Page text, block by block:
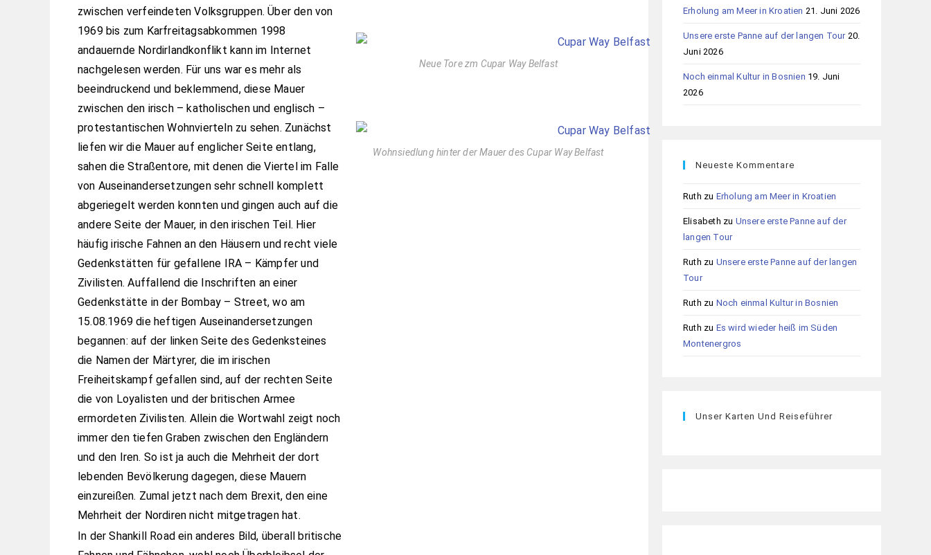
zwischen verfeindeten Volksgruppen. Über den von
1969 bis zum Karfreitagsabkommen 1998
andauernde Nordirlandkonflikt kann im Internet
nachgelesen werden. Für uns war es mehr als
beeindruckend und beklemmend, diese Mauer
zwischen den irisch – katholischen und englisch –
protestantischen Wohnvierteln zu sehen. Zunächst
liefen wir die Mauer auf englicher Seite entlang,
sahen die Straßentore, mit denen die Viertel im Falle
von Auseinandersetzungen sehr schnell komplett
abgeriegelt werden konnten und gingen auch auf die
andere Seite der Mauer, in den irischen Teil. Hier
häufig irische Fahnen an den Häusern und recht viele
Gedenkstätten für gefallene IRA – Kämpfer und
Zivilisten. Auffallend die Inschriften an einer
Gedenkstätte in der Bombay – Street, wo am
15.08.1969 die heftigen Auseinandersetzungen
begannen: auf der linken Seite des Gedenksteines
die Namen der Märtyrer, die im irischen
Freiheitskampf gefallen sind, auf der rechten Seite
die von Loyalisten und der britischen Armee
ermordeten Zivilisten. Allein die Wortwahl zeigt noch
immer den tiefen Graben zwischen den Engländern
und den Iren. So ist ja auch die Mehrheit der dort
lebenden Bevölkerung dagegen, diese Mauern
einzureißen. Zumal jetzt nach dem Brexit, den eine
Mehrheit der Nordiren nicht mitgetragen hat.
In der Shankill Road ein anderes Bild, überall britische
Neue Tore zm Cupar Way Belfast
Wohnsiedlung hinter der Mauer des Cupar Way Belfast
Erholung am Meer in Kroatien 21. Juni 2026
Unsere erste Panne auf der langen Tour 20.
Juni 2026
Noch einmal Kultur in Bosnien 19. Juni
2026
Neueste Kommentare
Ruth zu Erholung am Meer in Kroatien
Elisabeth zu Unsere erste Panne auf der
langen Tour
Ruth zu Unsere erste Panne auf der langen
Tour
Ruth zu Noch einmal Kultur in Bosnien
Ruth zu Es wird wieder heiß im Süden
Montenergros
Unser Karten Und Reiseführer